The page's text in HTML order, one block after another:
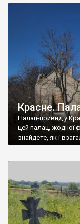
Красне.
Палац-привид у
цей палац, жодної
знайдете, як і
мешканець